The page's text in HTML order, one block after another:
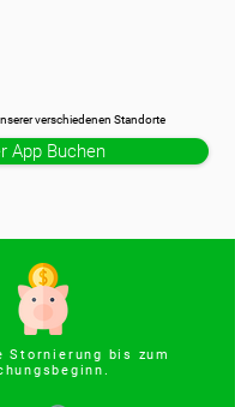
verschiedenen Standorte
App Buchen
Stornierung bis zum